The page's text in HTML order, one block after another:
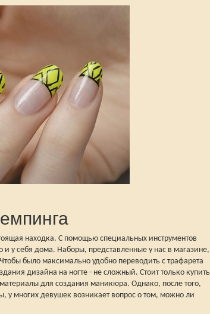
находка. С помощью специальных инструментов
у себя дома. Наборы, представленные у нас в магазине,
было максимально удобно переводить с трафарета
дизайна на ногте - не сложный. Стоит только купить
для создания маникюра. Однако, после того,
у многих девушек возникает вопрос о том, можно ли